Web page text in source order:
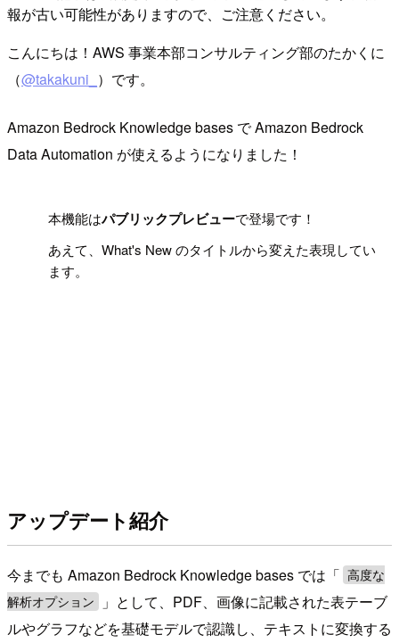
報が古い可能性がありますので、ご注意ください。
こんにちは！AWS 事業本部コンサルティング部のたかくに
（@takakuni_ ）です。
Amazon Bedrock Knowledge bases で Amazon Bedrock
Data Automation が使えるようになりました！
本機能はパブリックプレビューで登場です！
あえて、What's New のタイトルから変えた表現してい
ます。
アップデート紹介
今までも Amazon Bedrock Knowledge bases では「 高度な
解析オプション
」として、PDF、画像に記載された表テーブ
ルやグラフなどを基礎モデルで認識し、テキストに変換する